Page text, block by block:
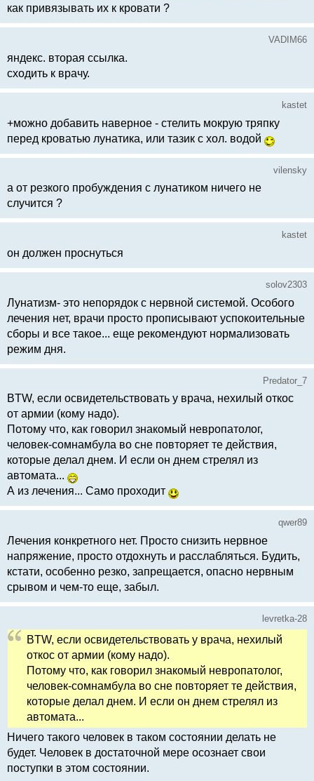
как привязывать их к кровати ?
VADIM66
яндекс. вторая ссылка.
сходить к врачу.
kastet
+можно добавить наверное - стелить мокрую тряпку
перед кроватью лунатика, или тазик с хол. водой
vilensky
а от резкого пробуждения с лунатиком ничего не
случится ?
kastet
он должен проснуться
solov2303
Лунатизм- это непорядок с нервной системой. Особого
лечения нет, врачи просто прописывают успокоительные
сборы и все такое... еще рекомендуют нормализовать
режим дня.
Predator_7
BTW, если освидетельствовать у врача, нехилый откос
от армии (кому надо).
Потому что, как говорил знакомый невропатолог,
человек-сомнамбула во сне повторяет те действия,
которые делал днем. И если он днем стрелял из
автомата...
А из лечения... Само проходит
qwer89
Лечения конкретного нет. Просто снизить нервное
напряжение, просто отдохнуть и расслабляться. Будить,
кстати, особенно резко, запрещается, опасно нервным
срывом и чем-то еще, забыл.
levretka-28
BTW, если освидетельствовать у врача, нехилый
откос от армии (кому надо).
Потому что, как говорил знакомый невропатолог,
человек-сомнамбула во сне повторяет те действия,
которые делал днем. И если он днем стрелял из
автомата...
Ничего такого человек в таком состоянии делать не
будет. Человек в достаточной мере осознает свои
поступки в этом состоянии.